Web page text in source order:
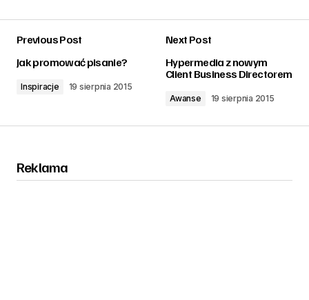
Previous Post
Jak promować pisanie?
Inspiracje 19 sierpnia 2015
Next Post
Hypermedia z nowym
Client Business Directorem
Awanse 19 sierpnia 2015
Reklama